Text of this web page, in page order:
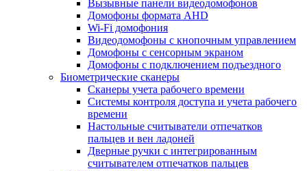
Вызывные панели видеодомофонов
Домофоны формата AHD
Wi-Fi домофония
Видеодомофоны с кнопочным управлением
Домофоны с сенсорным экраном
Домофоны с подключением подъездного
Биометрические сканеры
Сканеры учета рабочего времени
Системы контроля доступа и учета рабочего
времени
Настольные считыватели отпечатков
пальцев и вен ладоней
Дверные ручки с интегрированным
считывателем отпечатков пальцев